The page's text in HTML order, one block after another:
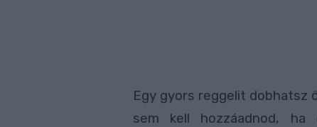
Egy gyors reggelit dobhatsz
sem kell hozzáadnod,